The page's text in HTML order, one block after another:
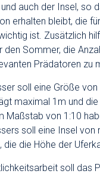
auch der Insel, so
erhalten bleibt, die
ist. Zusätzlich
den Sommer, die
Prädatoren zu
soll eine Größe von
maximal 1m und die
Maßstab von 1:10
soll eine Insel von
die die Höhe der
soll das